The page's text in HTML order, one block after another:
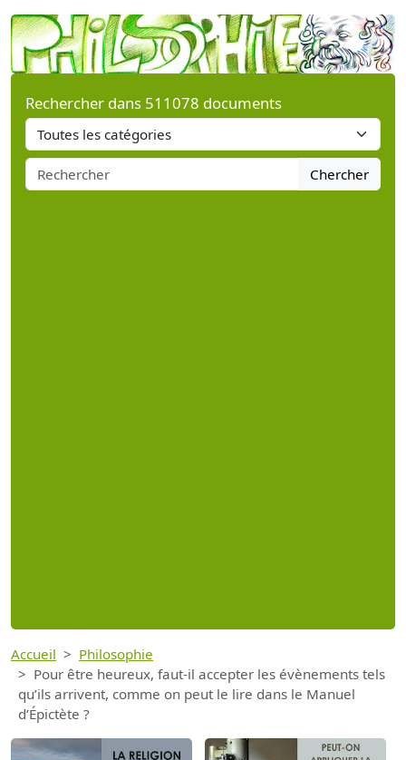
Rechercher dans 511078 documents
Chercher
Accueil
Philosophie
Pour être heureux, faut-il accepter les évènements tels
qu’ils arrivent, comme on peut le lire dans le Manuel
d’Épictète ?